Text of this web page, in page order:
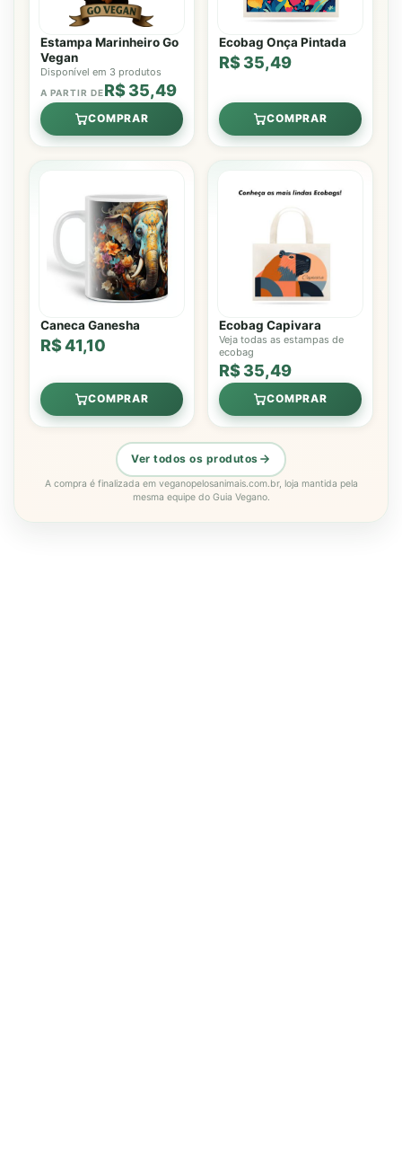
Estampa Marinheiro Go
Vegan
Disponível em 3 produtos
A PARTIR DER$ 35,49
COMPRAR
Ecobag Onça Pintada
R$ 35,49
COMPRAR
Caneca Ganesha
R$ 41,10
COMPRAR
Ecobag Capivara
Veja todas as estampas de
ecobag
R$ 35,49
COMPRAR
Ver todos os produtos
A compra é finalizada em veganopelosanimais.com.br, loja mantida pela
mesma equipe do Guia Vegano.